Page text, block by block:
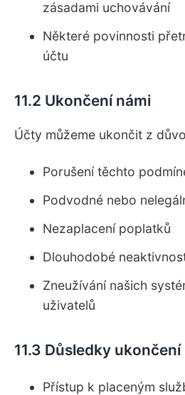
zásadami uchovávání
Některé povinnosti
účtu
11.2 Ukončení námi
Účty můžeme ukončit z
Porušení těchto
Podvodné nebo
Nezaplacení poplatků
Dlouhodobé
Zneužívání našich
uživatelů
11.3 Důsledky ukončení
Přístup k placeným